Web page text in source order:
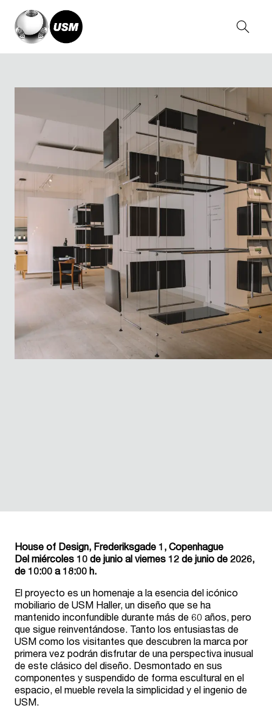
House of Design, Frederiksgade 1, Copenhague
Del miércoles 10 de junio al viernes 12 de junio de 2026,
de 10:00 a 18:00 h.
El proyecto es un homenaje a la esencia del icónico
mobiliario de USM Haller, un diseño que se ha
mantenido inconfundible durante más de 60 años, pero
que sigue reinventándose. Tanto los entusiastas de
USM como los visitantes que descubren la marca por
primera vez podrán disfrutar de una perspectiva inusual
de este clásico del diseño. Desmontado en sus
componentes y suspendido de forma escultural en el
espacio, el mueble revela la simplicidad y el ingenio de
USM.